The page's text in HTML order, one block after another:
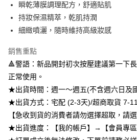
悠遊付
Google Pay
全盈+PAY
AFTEE先享後付
相關說明
【關於「AFTEE先享後付」】
AFTEE先享後付是「在收到商品之後才付款
便利好安心！
１．簡單：不需註冊會員、不需綁卡、不需儲
２．便利：只要手機號碼，簡訊認證，即可結
瞬乾薄膜調理配方，舒適貼肌
持妝保濕精萃，乾肌持潤
細緻噴灑，隨時維持高級妝感
銷售重點
🔺警語：新品開封初次按壓建議第一下
正常使用。
★出貨時間：週一～週五(不含週六日及
★出貨方式：宅配 (2-3天)/超商取貨 7-
【急收到貨的消費者請勿選擇超取，請選
★出貨進度：【我的帳戶】→【會員專區